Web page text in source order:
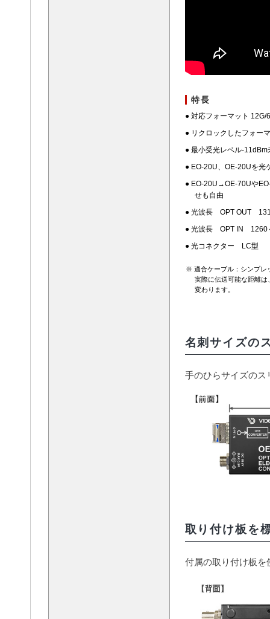
特長
● 対応フォーマット
● リクロックしたフォー
● 最小受光レベル-
● EO-20U、OE-20Uを光
● EO-20U→OE-70Uや
せも自由
● 光波長 OPT OUT
● 光波長 OPT IN 1260
● 光コネクター LC型
※ 適合ケーブル：シンプレ
実際に伝送可能な距離
変わります。
名刺サイズの
手のひらサイズのス
取り付け板を
付属の取り付け板を